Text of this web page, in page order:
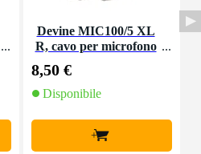
Devine MIC100/5 XL
R, cavo per microfono
8,50 €
Disponibile
+